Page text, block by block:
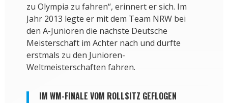
zu Olympia zu fahren“, erinnert er sich. Im
Jahr 2013 legte er mit dem Team NRW bei
den A-Junioren die nächste Deutsche
Meisterschaft im Achter nach und durfte
erstmals zu den Junioren-
Weltmeisterschaften fahren.
IM WM-FINALE VOM ROLLSITZ GEFLOGEN